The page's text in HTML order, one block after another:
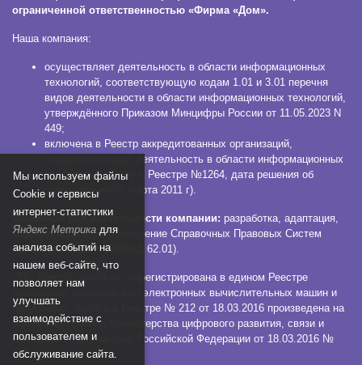
ограниченной ответственностью «Фирма «Дом».
Наша компания:
осуществляет деятельность в области информационных
технологий, соответствующую кодам 1.01 и 3.01 перечня
видов деятельности в области информационных технологий,
утверждённого Приказом Минцифры России от 11.05.2023 N
449;
включена в Реестр аккредитованных организаций,
осуществляющих деятельность в области информационных
технологий (номер в Реестре №1264, дата решения об
аккредитации 21 марта 2011 г).
Основной вид деятельности компании: разработка, адаптация,
модификация и сопровождение Справочных Правовых Систем
КонсультантПлюс (ОКВЭД 62.01).
СПС КонсультантПлюс зарегистрирована в едином Реестре
российских программ для электронных вычислительных машин и
баз данных. Запись в Реестре № 212 от 18.03.2016 произведена на
основании Приказа Министерства цифрового развития, связи и
массовых коммуникаций Российской Федерации от 18.03.2016 №
112.
Мы используем файлы
Сookie и сервисы
интернет-статистики
Яндекс Метрика для
анализа событий на
нашем веб-сайте, что
позволяет нам
улучшать
взаимодействие с
пользователем и
обслуживание сайта.